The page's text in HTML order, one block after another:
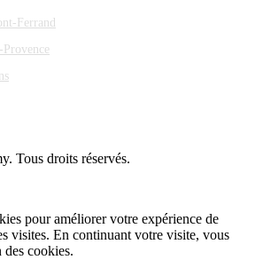
Ferrand
Tous droits réservés.
pour améliorer votre expérience de
visites. En continuant votre visite, vous
cookies.